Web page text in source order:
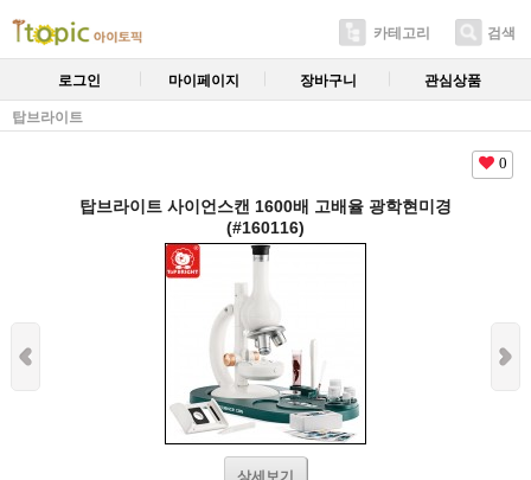
카테고리 검색
로그인 마이페이지 장바구니 관심상품
탑브라이트
0
탑브라이트 사이언스캔 1600배 고배율 광학현미경
(#160116)
상세보기